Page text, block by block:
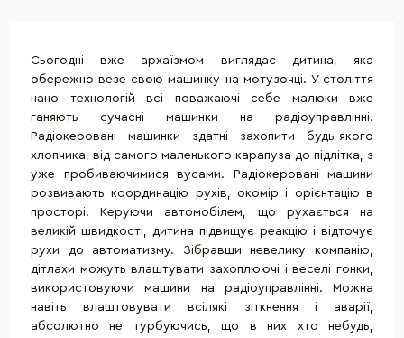
Сьогодні вже архаїзмом виглядає дитина, яка
обережно везе свою машинку на мотузочці. У століття
нано технологій всі поважаючі себе малюки вже
ганяють сучасні машинки на радіоуправлінні.
Радіокеровані машинки здатні захопити будь-якого
хлопчика, від самого маленького карапуза до підлітка, з
уже пробиваючимися вусами. Радіокеровані машини
розвивають координацію рухів, окомір і орієнтацію в
просторі. Керуючи автомобілем, що рухається на
великій швидкості, дитина підвищує реакцію і відточує
рухи до автоматизму. Зібравши невелику компанію,
дітлахи можуть влаштувати захоплюючі і веселі гонки,
використовуючи машини на радіоуправлінні. Можна
навіть влаштовувати всілякі зіткнення і аварії,
абсолютно не турбуючись, що в них хто небудь,